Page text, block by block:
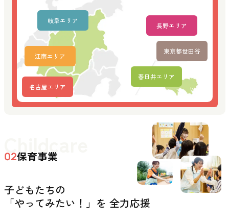
名古屋エリア
江南エリア
春日井エリア
岐阜エリア
長野エリア
東京都世田谷
Childcare
02保育事業
子どもたちの
「やってみたい！」を 全力応援